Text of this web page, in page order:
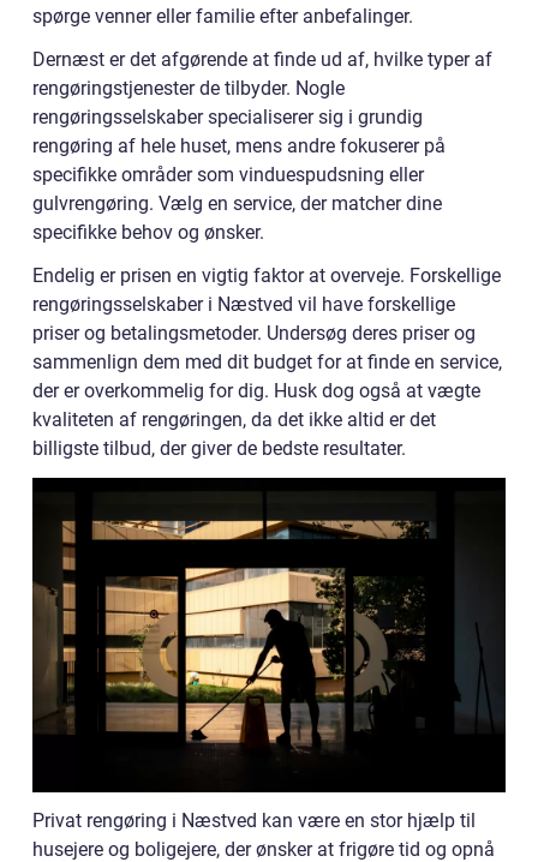
spørge venner eller familie efter anbefalinger.
Dernæst er det afgørende at finde ud af, hvilke typer af
rengøringstjenester de tilbyder. Nogle
rengøringsselskaber specialiserer sig i grundig
rengøring af hele huset, mens andre fokuserer på
specifikke områder som vinduespudsning eller
gulvrengøring. Vælg en service, der matcher dine
specifikke behov og ønsker.
Endelig er prisen en vigtig faktor at overveje. Forskellige
rengøringsselskaber i Næstved vil have forskellige
priser og betalingsmetoder. Undersøg deres priser og
sammenlign dem med dit budget for at finde en service,
der er overkommelig for dig. Husk dog også at vægte
kvaliteten af rengøringen, da det ikke altid er det
billigste tilbud, der giver de bedste resultater.
Privat rengøring i Næstved kan være en stor hjælp til
husejere og boligejere, der ønsker at frigøre tid og opnå